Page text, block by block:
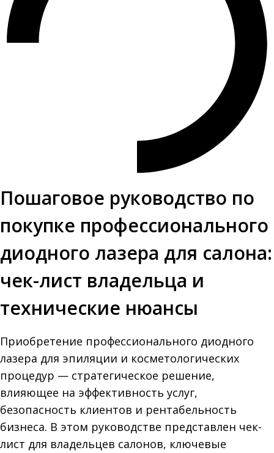
Пошаговое руководство по
покупке профессионального
диодного лазера для салона:
чек-лист владельца и
технические нюансы
Приобретение профессионального диодного
лазера для эпиляции и косметологических
процедур — стратегическое решение,
влияющее на эффективность услуг,
безопасность клиентов и рентабельность
бизнеса. В этом руководстве представлен чек-
лист для владельцев салонов, ключевые